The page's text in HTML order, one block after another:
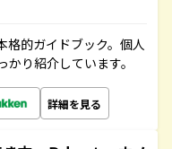
格的ガイドブック。個人
り紹介しています。
詳細を見る